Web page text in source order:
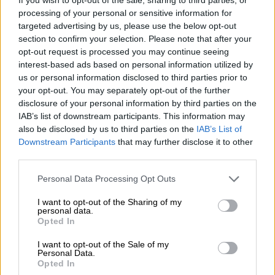
processing of your personal or sensitive information for
targeted advertising by us, please use the below opt-out
section to confirm your selection. Please note that after your
opt-out request is processed you may continue seeing
interest-based ads based on personal information utilized by
us or personal information disclosed to third parties prior to
your opt-out. You may separately opt-out of the further
disclosure of your personal information by third parties on the
IAB’s list of downstream participants. This information may
also be disclosed by us to third parties on the IAB’s List of
Downstream Participants that may further disclose it to other
Personal Data Processing Opt Outs
I want to opt-out of the Sharing of my
personal data.
Opted In
I want to opt-out of the Sale of my
Personal Data.
Opted In
11:07
Ανασφάλιστα οχήματα: Από «κόσκινο» με AI θα περάσουν οι
ενστάσεις
10:40
Η Revolut αποκτά πλήρη τραπεζική άδεια στη Γαλλία
10:18
Χρυσόστομος Κ. Μαλτέζος (ΚΑΤ): Πώς να αποφύγουν τα
προβλήματα το καλοκαίρι όσοι πάσχουν από αγγειακές
παθήσεις
Ο «χάρτης» των πληρωμών από e-ΕΦΚΑ και ΔΥΠΑ για την
Σενάρια για εξαγορές ελληνικών τραπεζών, το πολιτικό ρίσκο
θα επανέλθει στην αγορά, τα τρία «καμπανάκια» για τις
αγορές, δυναμική διεθνής επέκταση της ΔΕΗ